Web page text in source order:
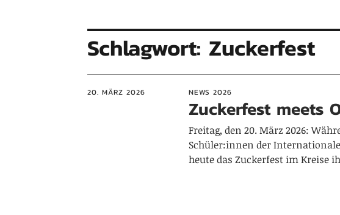
Schlagwort: Zuckerfest
20. MÄRZ 2026 NEWS 2026
Zuckerfest meets
Freitag, den 20. März 2026:
Schüler:innen der
heute das Zuckerfest im Kreise